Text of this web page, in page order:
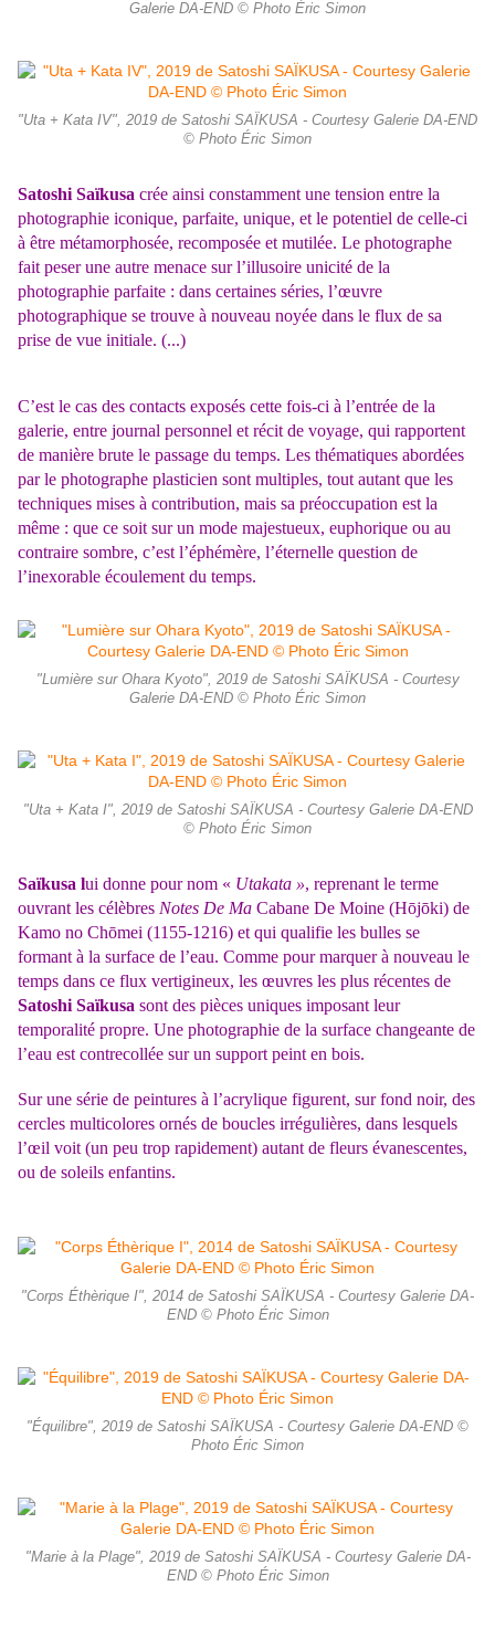
Galerie DA-END © Photo Éric Simon
"Uta + Kata IV", 2019 de Satoshi SAÏKUSA - Courtesy Galerie DA-END
© Photo Éric Simon
Satoshi Saïkusa crée ainsi constamment une tension entre la
photographie iconique, parfaite, unique, et le potentiel de celle-ci
à être métamorphosée, recomposée et mutilée. Le photographe
fait peser une autre menace sur l’illusoire unicité de la
photographie parfaite : dans certaines séries, l’œuvre
photographique se trouve à nouveau noyée dans le flux de sa
prise de vue initiale. (...)
C’est le cas des contacts exposés cette fois-ci à l’entrée de la
galerie, entre journal personnel et récit de voyage, qui rapportent
de manière brute le passage du temps. Les thématiques abordées
par le photographe plasticien sont multiples, tout autant que les
techniques mises à contribution, mais sa préoccupation est la
même : que ce soit sur un mode majestueux, euphorique ou au
contraire sombre, c’est l’éphémère, l’éternelle question de
l’inexorable écoulement du temps.
"Lumière sur Ohara Kyoto", 2019 de Satoshi SAÏKUSA - Courtesy
Galerie DA-END © Photo Éric Simon
"Uta + Kata I", 2019 de Satoshi SAÏKUSA - Courtesy Galerie DA-END
© Photo Éric Simon
Saïkusa lui donne pour nom « Utakata », reprenant le terme
ouvrant les célèbres Notes De Ma Cabane De Moine (Hōjōki) de
Kamo no Chōmei (1155-1216) et qui qualifie les bulles se
formant à la surface de l’eau. Comme pour marquer à nouveau le
temps dans ce flux vertigineux, les œuvres les plus récentes de
Satoshi Saïkusa sont des pièces uniques imposant leur
temporalité propre. Une photographie de la surface changeante de
l’eau est contrecollée sur un support peint en bois.
Sur une série de peintures à l’acrylique figurent, sur fond noir, des
cercles multicolores ornés de boucles irrégulières, dans lesquels
l’œil voit (un peu trop rapidement) autant de fleurs évanescentes,
ou de soleils enfantins.
"Corps Éthèrique I", 2014 de Satoshi SAÏKUSA - Courtesy Galerie DA-
END © Photo Éric Simon
"Équilibre", 2019 de Satoshi SAÏKUSA - Courtesy Galerie DA-END ©
Photo Éric Simon
"Marie à la Plage", 2019 de Satoshi SAÏKUSA - Courtesy Galerie DA-
END © Photo Éric Simon